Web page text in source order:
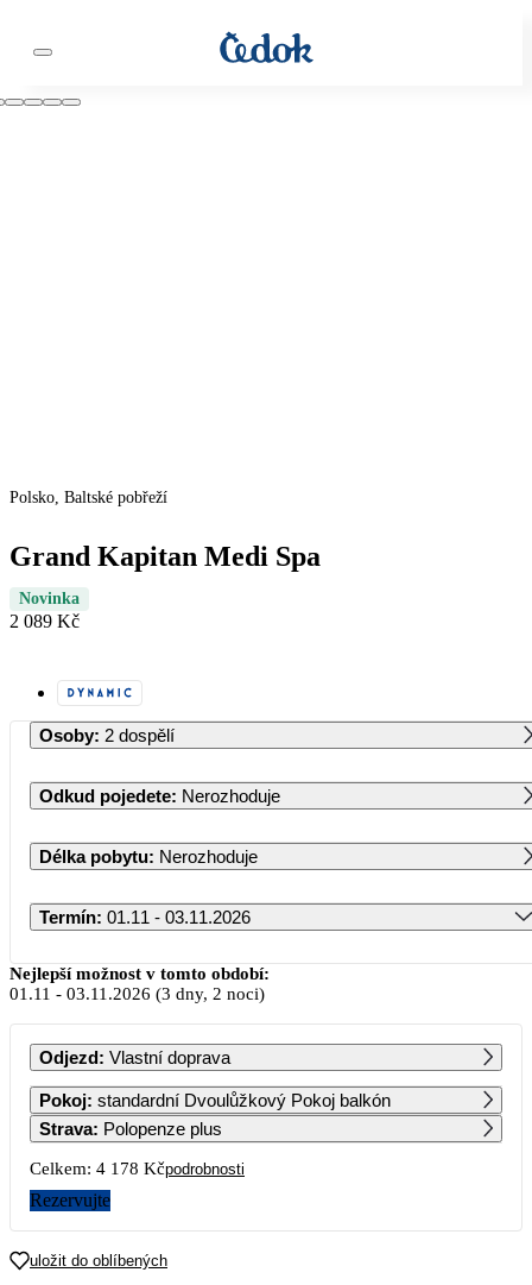
Polsko, Baltské pobřeží
Grand Kapitan Medi Spa
Novinka
2 089 Kč
Osoby: 2 dospělí
Odkud pojedete: Nerozhoduje
Délka pobytu: Nerozhoduje
Termín: 01.11 - 03.11.2026
Listopad 2026
PO ÚT ST ČT PÁ SO NE
1
2
2 089
3
2 089
4
2 089
5 6 7 8
2 089 2 089 2 089 2 089 2 089 2 089 2 089
16 17
Nejlepší možnost v tomto období:
01.11 - 03.11.2026 (3 dny, 2 noci)
Odjezd: Vlastní doprava
Pokoj: standardní Dvoulůžkový Pokoj balkón
Strava: Polopenze plus
Celkem: 4 178 Kčpodrobnosti
Rezervujte
uložit do oblíbených